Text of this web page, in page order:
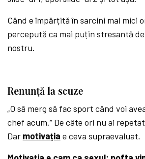
Când e împărțită în sarcini mai mici
percepută ca mai puțin stresantă
nostru.
Renunță la scuze
„O să merg să fac sport când voi
chef acum.“ De câte ori nu ai
Dar motivația e ceva supraevaluat.